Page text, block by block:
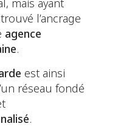
mais ayant
l’ancrage
agence
.
est ainsi
réseau fondé
.